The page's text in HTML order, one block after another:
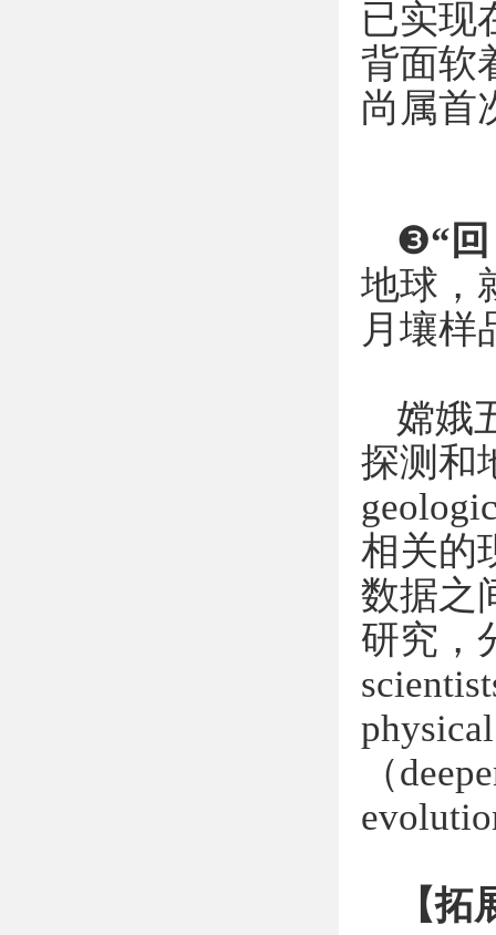
已实现
背面软
尚属首
❸“回
地球，
月壤样
嫦娥
探测和
相关的
数据之
研究，
（
【